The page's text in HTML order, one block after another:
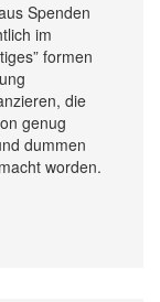
Spenden
im
formen
die
genug
dummen
worden.